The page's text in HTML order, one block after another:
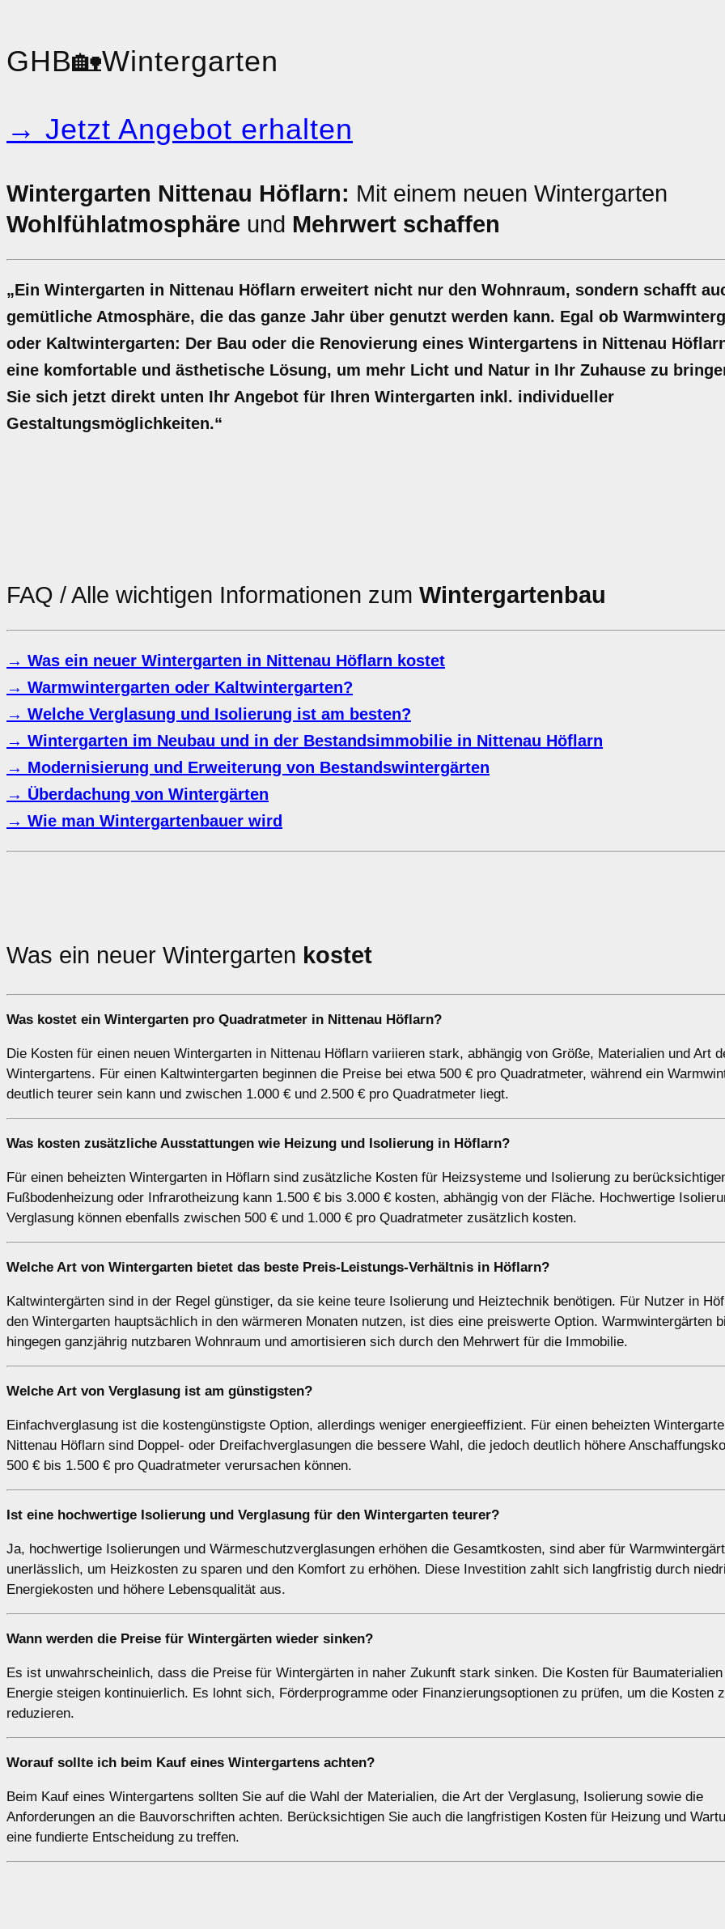
GHB🏡Wintergarten
→ Jetzt Angebot erhalten
Wintergarten Nittenau Höflarn: Mit einem neuen Wintergarten
Wohlfühlatmosphäre und Mehrwert schaffen
„Ein Wintergarten in Nittenau Höflarn erweitert nicht nur den Wohnraum, sondern schafft
gemütliche Atmosphäre, die das ganze Jahr über genutzt werden kann. Egal ob
oder Kaltwintergarten: Der Bau oder die Renovierung eines Wintergartens in Nittenau
eine komfortable und ästhetische Lösung, um mehr Licht und Natur in Ihr Zuhause zu
Sie sich jetzt direkt unten Ihr Angebot für Ihren Wintergarten inkl. individueller
Gestaltungsmöglichkeiten.“
FAQ / Alle wichtigen Informationen zum Wintergartenbau
→ Was ein neuer Wintergarten in Nittenau Höflarn kostet
→ Warmwintergarten oder Kaltwintergarten?
→ Welche Verglasung und Isolierung ist am besten?
→ Wintergarten im Neubau und in der Bestandsimmobilie in Nittenau Höflarn
→ Modernisierung und Erweiterung von Bestandswintergärten
→ Überdachung von Wintergärten
→ Wie man Wintergartenbauer wird
Was ein neuer Wintergarten kostet
Was kostet ein Wintergarten pro Quadratmeter in Nittenau Höflarn?
Die Kosten für einen neuen Wintergarten in Nittenau Höflarn variieren stark, abhängig von Größe, Materialien und Art
Wintergartens. Für einen Kaltwintergarten beginnen die Preise bei etwa 500 € pro Quadratmeter, während ein
deutlich teurer sein kann und zwischen 1.000 € und 2.500 € pro Quadratmeter liegt.
Was kosten zusätzliche Ausstattungen wie Heizung und Isolierung in Höflarn?
Für einen beheizten Wintergarten in Höflarn sind zusätzliche Kosten für Heizsysteme und Isolierung zu
Fußbodenheizung oder Infrarotheizung kann 1.500 € bis 3.000 € kosten, abhängig von der Fläche. Hochwertige
Verglasung können ebenfalls zwischen 500 € und 1.000 € pro Quadratmeter zusätzlich kosten.
Welche Art von Wintergarten bietet das beste Preis-Leistungs-Verhältnis in Höflarn?
Kaltwintergärten sind in der Regel günstiger, da sie keine teure Isolierung und Heiztechnik benötigen. Für Nutzer in
den Wintergarten hauptsächlich in den wärmeren Monaten nutzen, ist dies eine preiswerte Option. Warmwintergärten
hingegen ganzjährig nutzbaren Wohnraum und amortisieren sich durch den Mehrwert für die Immobilie.
Welche Art von Verglasung ist am günstigsten?
Einfachverglasung ist die kostengünstigste Option, allerdings weniger energieeffizient. Für einen beheizten
Nittenau Höflarn sind Doppel- oder Dreifachverglasungen die bessere Wahl, die jedoch deutlich höhere
500 € bis 1.500 € pro Quadratmeter verursachen können.
Ist eine hochwertige Isolierung und Verglasung für den Wintergarten teurer?
Ja, hochwertige Isolierungen und Wärmeschutzverglasungen erhöhen die Gesamtkosten, sind aber für
unerlässlich, um Heizkosten zu sparen und den Komfort zu erhöhen. Diese Investition zahlt sich langfristig durch
Energiekosten und höhere Lebensqualität aus.
Wann werden die Preise für Wintergärten wieder sinken?
Es ist unwahrscheinlich, dass die Preise für Wintergärten in naher Zukunft stark sinken. Die Kosten für Baumaterialien
Energie steigen kontinuierlich. Es lohnt sich, Förderprogramme oder Finanzierungsoptionen zu prüfen, um die Kosten
reduzieren.
Worauf sollte ich beim Kauf eines Wintergartens achten?
Beim Kauf eines Wintergartens sollten Sie auf die Wahl der Materialien, die Art der Verglasung, Isolierung sowie die
Anforderungen an die Bauvorschriften achten. Berücksichtigen Sie auch die langfristigen Kosten für Heizung und
eine fundierte Entscheidung zu treffen.